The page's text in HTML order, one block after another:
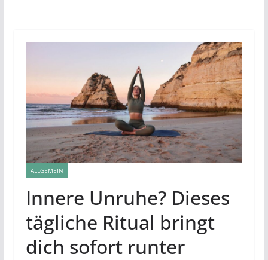
ALLGEMEIN
Innere Unruhe? Dieses
tägliche Ritual bringt
dich sofort runter